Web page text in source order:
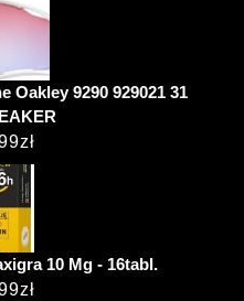
Oakley 9290 929021 31
zł
10 Mg - 16tabl.
zł